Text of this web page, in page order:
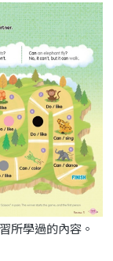
所學過的內容。